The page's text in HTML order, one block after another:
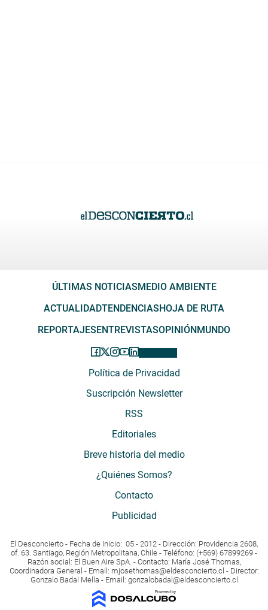
ÚLTIMAS NOTICIASMEDIO AMBIENTE
ACTUALIDADTENDENCIASHOJA DE RUTA
REPORTAJESENTREVISTASOPINIÓNMUNDO
Política de Privacidad
Suscripción Newsletter
RSS
Editoriales
Breve historia del medio
¿Quiénes Somos?
Contacto
Publicidad
El Desconcierto - Fecha de Inicio: 05 - 2012 - Dirección: Providencia 2608,
of. 63. Santiago, Región Metropolitana, Chile - Teléfono: (+569) 67899269 -
Razón social: El Buen Aire SpA. - Contacto: María José Thomas,
Coordinadora General - Email: mjosethomas@eldesconcierto.cl - Director:
Gonzalo Badal Mella - Email: gonzalobadal@eldesconcierto.cl